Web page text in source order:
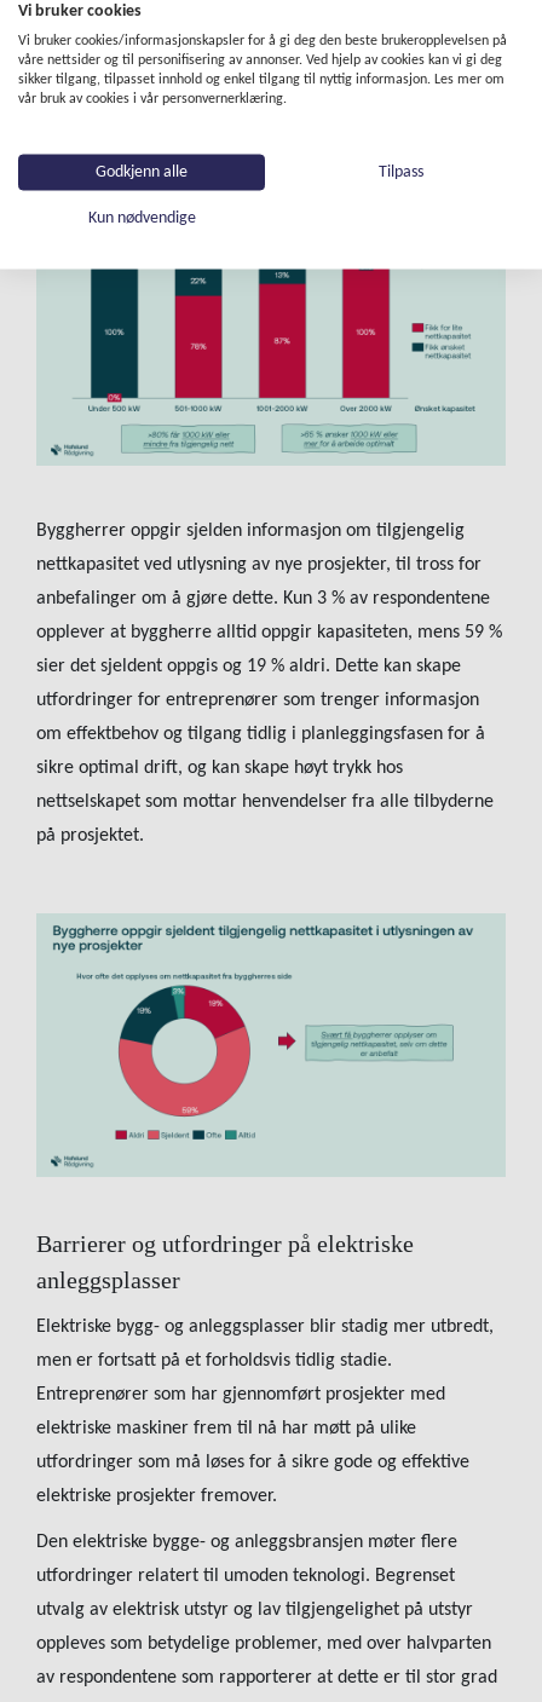
Resultatene kan også indikere et behov for økt forståelse
for hvordan utnytte effekten optimalt, også med tanke på
at kun 28% av respondentene planlegger infrastrukturen
Byggherrer oppgir sjelden informasjon om tilgjengelig
nettkapasitet ved utlysning av nye prosjekter, til tross for
anbefalinger om å gjøre dette. Kun 3 % av respondentene
opplever at byggherre alltid oppgir kapasiteten, mens 59 %
sier det sjeldent oppgis og 19 % aldri. Dette kan skape
utfordringer for entreprenører som trenger informasjon
om effektbehov og tilgang tidlig i planleggingsfasen for å
sikre optimal drift, og kan skape høyt trykk hos
nettselskapet som mottar henvendelser fra alle tilbyderne
på prosjektet.
Barrierer og utfordringer på elektriske
anleggsplasser
Elektriske bygg- og anleggsplasser blir stadig mer utbredt,
men er fortsatt på et forholdsvis tidlig stadie.
Entreprenører som har gjennomført prosjekter med
elektriske maskiner frem til nå har møtt på ulike
utfordringer som må løses for å sikre gode og effektive
elektriske prosjekter fremover.
Den elektriske bygge- og anleggsbransjen møter flere
utfordringer relatert til umoden teknologi. Begrenset
utvalg av elektrisk utstyr og lav tilgjengelighet på utstyr
oppleves som betydelige problemer, med over halvparten
av respondentene som rapporterer at dette er til stor grad
Vi bruker cookies
Vi bruker cookies/informasjonskapsler for å gi deg den beste brukeropplevelsen på
våre nettsider og til personifisering av annonser. Ved hjelp av cookies kan vi gi deg
sikker tilgang, tilpasset innhold og enkel tilgang til nyttig informasjon. Les mer om
vår bruk av cookies i vår personvernerklæring.
Godkjenn alle Tilpass
Kun nødvendige